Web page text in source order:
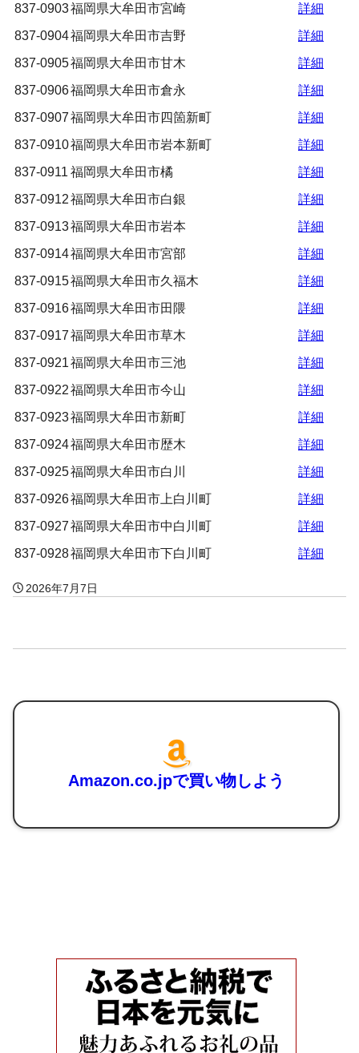
837-0903福岡県大牟田市宮崎
詳細
837-0904福岡県大牟田市吉野
詳細
837-0905福岡県大牟田市甘木
詳細
837-0906福岡県大牟田市倉永
詳細
837-0907福岡県大牟田市四箇新町
詳細
837-0910福岡県大牟田市岩本新町
詳細
837-0911 福岡県大牟田市橘
詳細
837-0912福岡県大牟田市白銀
詳細
837-0913福岡県大牟田市岩本
詳細
837-0914福岡県大牟田市宮部
詳細
837-0915福岡県大牟田市久福木
詳細
837-0916福岡県大牟田市田隈
詳細
837-0917福岡県大牟田市草木
詳細
837-0921福岡県大牟田市三池
詳細
837-0922福岡県大牟田市今山
詳細
837-0923福岡県大牟田市新町
詳細
837-0924福岡県大牟田市歴木
詳細
837-0925福岡県大牟田市白川
詳細
837-0926福岡県大牟田市上白川町
詳細
837-0927福岡県大牟田市中白川町
詳細
837-0928福岡県大牟田市下白川町 詳細
2026年7月7日
Amazon.co.jpで買い物しよう